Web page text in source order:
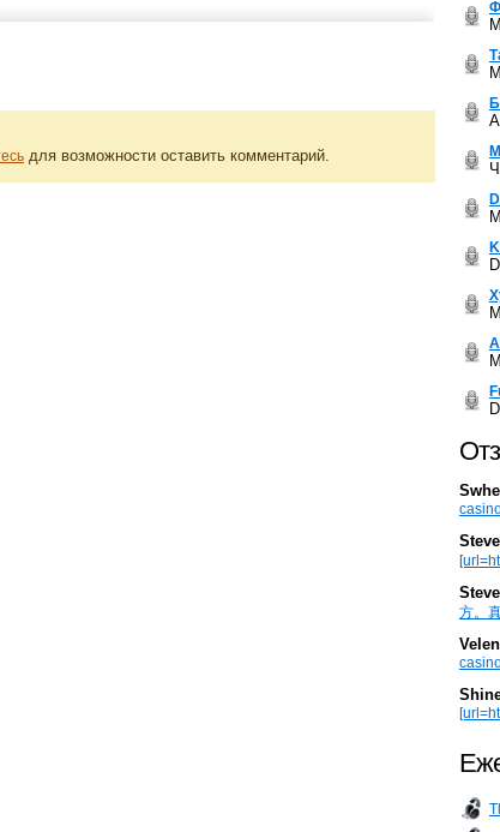
для возможности оставить комментарий.
方。